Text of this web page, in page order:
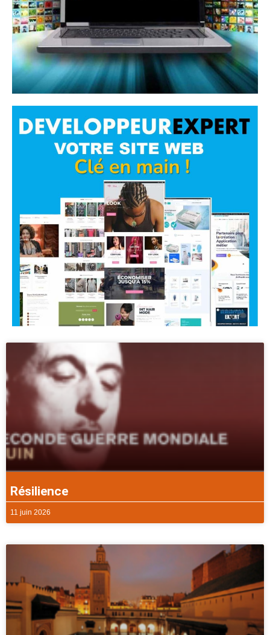
Résilience
11 juin 2026